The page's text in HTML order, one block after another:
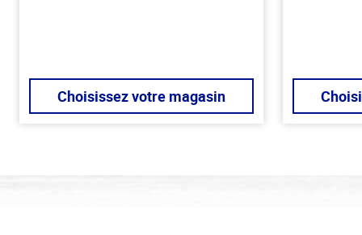
Choisissez votre magasin